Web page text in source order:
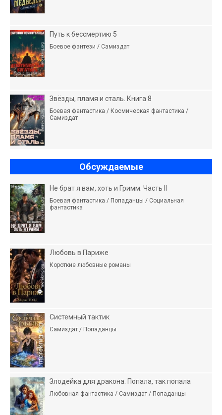
Путь к бессмертию 5
Боевое фэнтези / Самиздат
Звёзды, пламя и сталь. Книга 8
Боевая фантастика / Космическая фантастика /
Самиздат
Обсуждаемые
Не брат я вам, хоть и Гримм. Часть II
Боевая фантастика / Попаданцы / Социальная
фантастика
Любовь в Париже
Короткие любовные романы
Системный тактик
Самиздат / Попаданцы
Злодейка для дракона. Попала, так попала
Любовная фантастика / Самиздат / Попаданцы